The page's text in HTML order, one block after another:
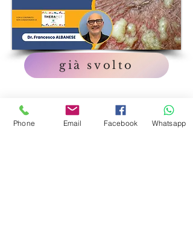
già svolto
Phone Email Facebook Whatsapp